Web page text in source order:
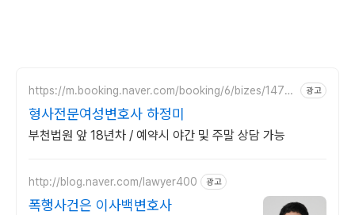
https://m.booking.naver.com/booking/6/bizes/1475
광고
형사전문여성변호사 하정미
부천법원 앞 18년차 / 예약시 야간 및 주말 상담 가능
http://blog.naver.com/lawyer400 광고
폭행사건은 이사백변호사